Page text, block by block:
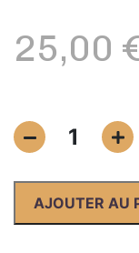
25,00
quantité
de
AD68
2026
1
AJOUTER AU